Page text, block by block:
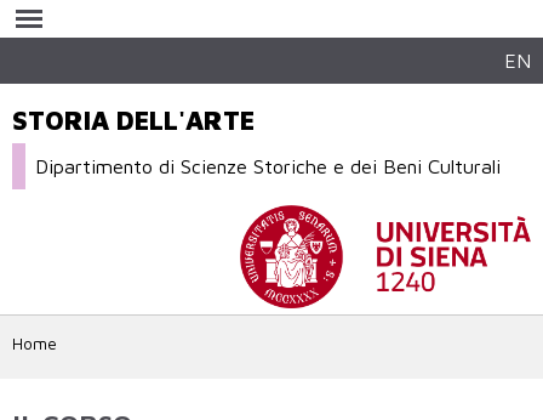
contenuto
EN
STORIA DELL'ARTE
Dipartimento di Scienze Storiche e dei Beni Culturali
Home